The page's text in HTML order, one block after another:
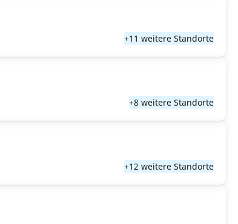
+11 weitere Standorte
+8 weitere Standorte
+12 weitere Standorte